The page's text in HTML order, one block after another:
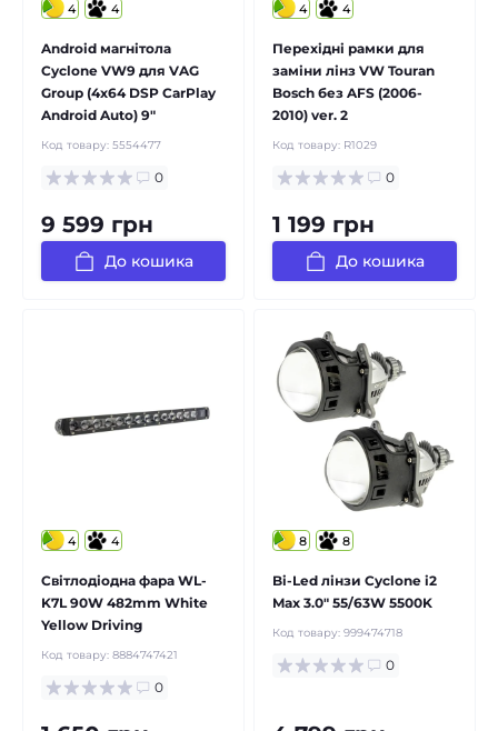
4 4
Android магнітола
Cyclone VW9 для VAG
Group (4x64 DSP CarPlay
Android Auto) 9"
Код товару: 5554477
0
9 599 грн
До кошика
4 4
Перехідні рамки для
заміни лінз VW Touran
Bosch без AFS (2006-
2010) ver. 2
Код товару: R1029
0
1 199 грн
До кошика
4 4
Світлодіодна фара WL-
K7L 90W 482mm White
Yellow Driving
Код товару: 8884747421
0
8 8
Bi-Led лінзи Cyclone i2
Max 3.0" 55/63W 5500K
Код товару: 999474718
0